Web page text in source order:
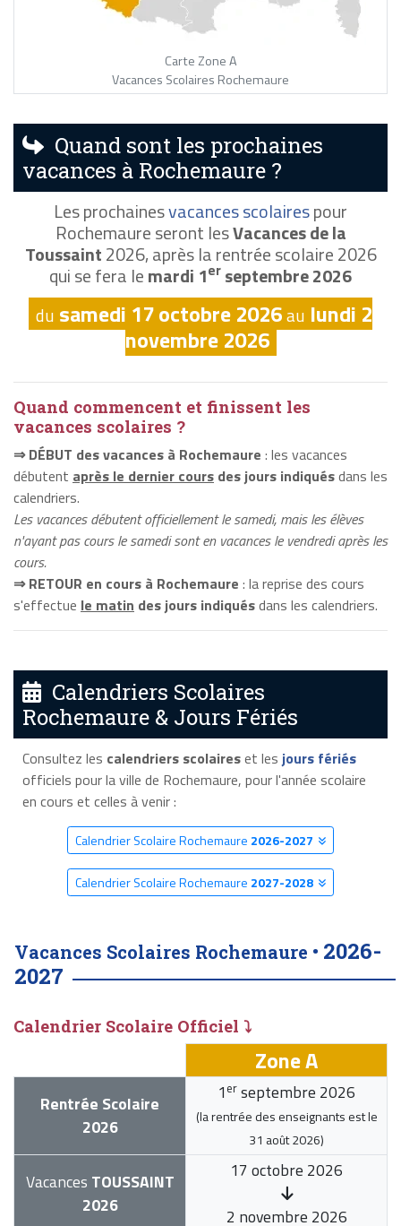
Carte Zone A
Vacances Scolaires Rochemaure
Quand sont les prochaines
vacances à Rochemaure ?
Les prochainesvacances scolairespour
Rochemaure seront lesVacances de la
Toussaint2026, après la rentrée scolaire 2026
qui se fera lemardi 1er septembre 2026
du samedi 17 octobre 2026au lundi 2
novembre 2026
Quand commencent et finissent les
vacances scolaires ?
⇒ DÉBUT des vacances à Rochemaure : les vacances
débutent après le dernier cours des jours indiquésdans les
calendriers.
Les vacances débutent officiellement le samedi, mais les élèves
n'ayant pas cours le samedi sont en vacances le vendredi après les
cours.
⇒ RETOUR en cours à Rochemaure : la reprise des cours
s'effectue le matin des jours indiquésdans les calendriers.
Calendriers Scolaires
Rochemaure & Jours Fériés
Consultez les calendriers scolaireset les jours fériés
officiels pour la ville de Rochemaure, pour l'année scolaire
en cours et celles à venir :
Calendrier Scolaire Rochemaure 2026-2027
Calendrier Scolaire Rochemaure 2027-2028
Vacances Scolaires Rochemaure • 2026-
2027
Calendrier Scolaire Officiel ⤵
Zone A
Rentrée Scolaire
2026
1 er septembre 2026
(la rentrée des enseignants est le
31 août 2026)
Vacances TOUSSAINT
2026
17 octobre 2026
2 novembre 2026